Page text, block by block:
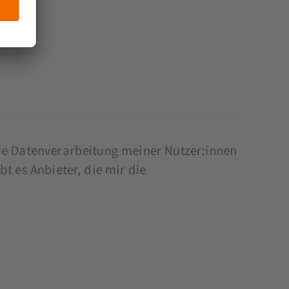
Datenverarbeitung meiner Nutzer:innen
es Anbieter, die mir die